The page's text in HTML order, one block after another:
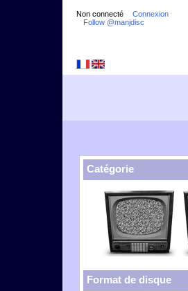
Non connecté
Connexion
Follow @manjdisc
Catégorie
Format de disque